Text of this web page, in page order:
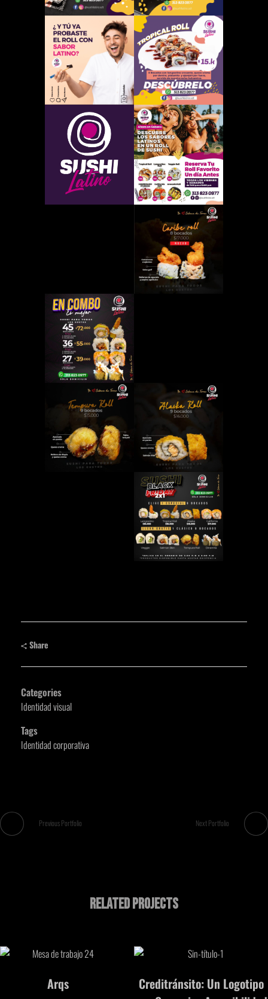
Share
Categories
Identidad visual
Tags
Identidad corporativa
Previous Portfolio Next Portfolio
Related Projects
Arqs
Creditránsito: Un Logotipo